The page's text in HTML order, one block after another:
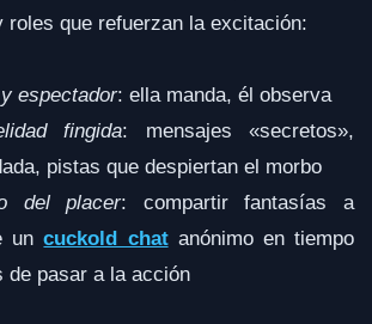
roles que refuerzan la excitación:
espectador: ella manda, él observa
fingida: mensajes «secretos»,
pistas que despiertan el morbo
del placer: compartir fantasías a
uncuckold chatanónimo en tiempo
de pasar a la acción